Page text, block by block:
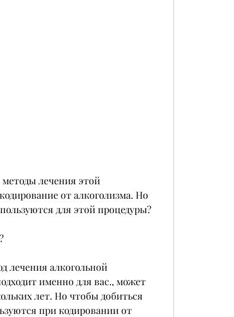
от алкоголизма. Но
для этой процедуры?
лечения алкогольной
именно для вас., может
лет. Но чтобы добиться
при кодировании от